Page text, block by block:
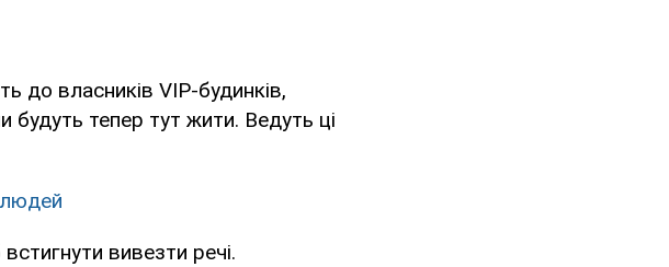
до власників VIP-будинків,
будуть тепер тут жити. Ведуть ці
вивезти речі.